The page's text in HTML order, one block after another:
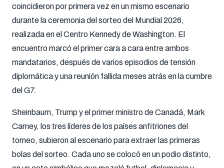
coincidieron por primera vez en un mismo escenario
durante la ceremonia del sorteo del Mundial 2026,
realizada en el Centro Kennedy de Washington. El
encuentro marcó el primer cara a cara entre ambos
mandatarios, después de varios episodios de tensión
diplomática y una reunión fallida meses atrás en la cumbre
del G7.
Sheinbaum, Trump y el primer ministro de Canadá, Mark
Carney, los tres líderes de los países anfitriones del
torneo, subieron al escenario para extraer las primeras
bolas del sorteo. Cada uno se colocó en un podio distinto,